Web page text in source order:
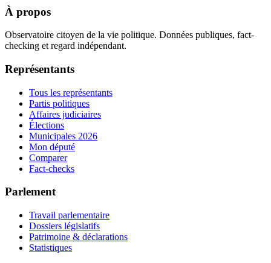
À propos
Observatoire citoyen de la vie politique. Données publiques, fact-
checking et regard indépendant.
Représentants
Tous les représentants
Partis politiques
Affaires judiciaires
Élections
Municipales 2026
Mon député
Comparer
Fact-checks
Parlement
Travail parlementaire
Dossiers législatifs
Patrimoine & déclarations
Statistiques